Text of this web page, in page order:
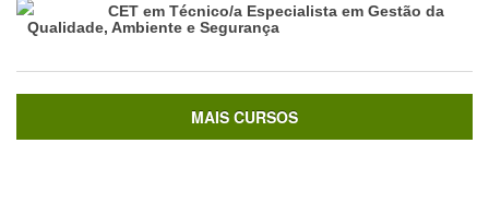
CET em Técnico/a Especialista em Gestão da
Qualidade, Ambiente e Segurança
MAIS CURSOS